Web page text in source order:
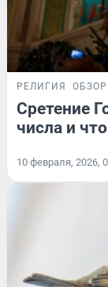
РЕЛИГИЯ ОБЗОР
Сретение
числа и
10 февраля, 2026,